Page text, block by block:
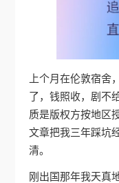
上个月在伦敦宿
了，钱照收，剧不
质是版权方按地区
文章把我三年踩坑
清。
刚出国那年我天真